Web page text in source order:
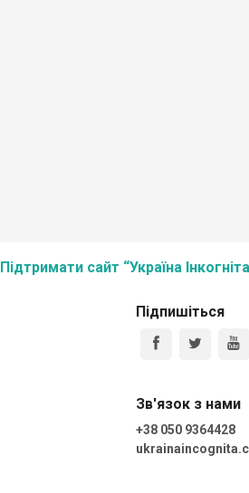
Підтримати сайт “Україна
Підпишіться
Зв'язок з нами
+38 050 9364428